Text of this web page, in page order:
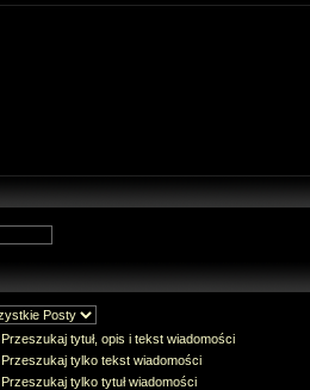
Przeszukaj tytuł, opis i tekst wiadomości
Przeszukaj tylko tekst wiadomości
Przeszukaj tylko tytuł wiadomości